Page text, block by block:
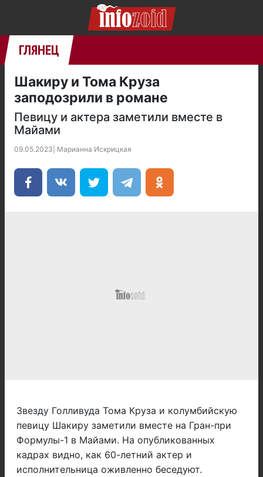
ГЛЯНЕЦ
Шакиру и Тома Круза
заподозрили в романе
Певицу и актера заметили вместе в
Майами
09.05.2023 Марианна Искрицкая
Звезду Голливуда Тома Круза и колумбийскую
певицу Шакиру заметили вместе на Гран-при
Формулы-1 в Майами. На опубликованных
кадрах видно, как 60-летний актер и
исполнительница оживленно беседуют.